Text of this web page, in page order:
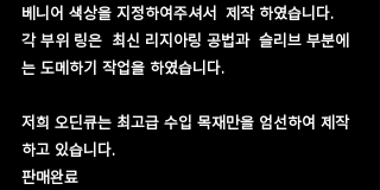
베니어 색상을 지정하여주셔서  제작 하였습니다.
각 부위 링은  최신 리지아링 공법과  슬리브 부분에
는 도메하기 작업을 하였습니다.
저희 오딘큐는 최고급 수입 목재만을 엄선하여 제작
하고 있습니다.
판매완료